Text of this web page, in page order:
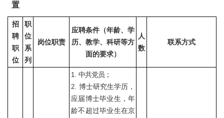
置
招
聘
职
位
职
位
系
列
岗位职责
应聘条件（年龄、学
历、教学、科研等方
面的要求）
人
数
联系方式
1. 中共党员；
2. 博士研究生学历，
应届博士毕业生，年
龄不超过毕业生在京